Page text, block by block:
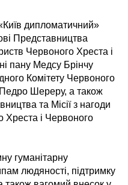
дипломатичний»
Представництва
Червоного Хреста і
пану Медсу Брінчу
Комітету Червоного
Педро Шереру, а також
та Місії з нагоди
Хреста і Червоного
гуманітарну
людяності, підтримку